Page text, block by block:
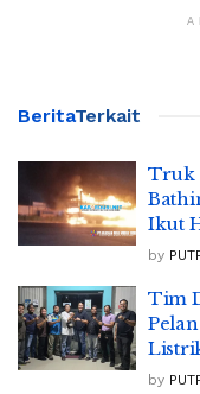
BeritaTerkait
Truk
Ikut
by
Tim
by